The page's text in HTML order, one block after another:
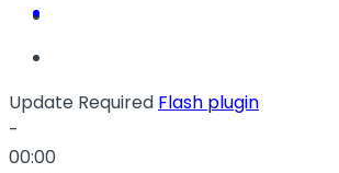
Update Required Flash plugin
-
00:00